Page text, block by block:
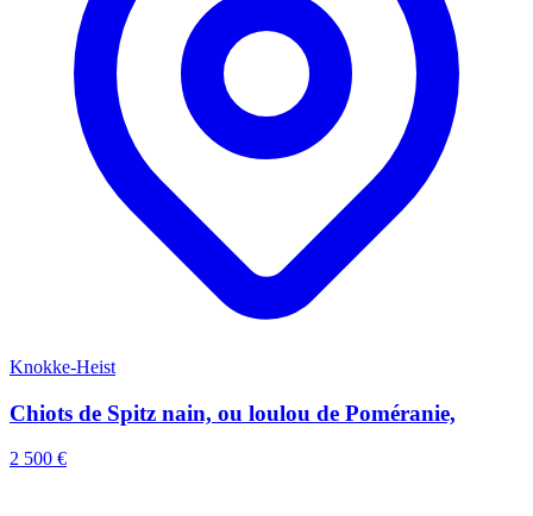
Knokke-Heist
Chiots de Spitz nain, ou loulou de Poméranie,
2 500 €